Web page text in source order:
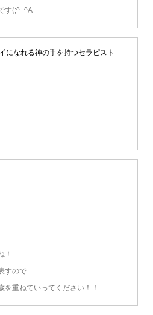
す(;^_^A
になれる神の手を持つセラピスト
！
すので
重ねていってください！！